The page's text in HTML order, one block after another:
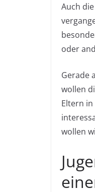
Auch
oder
Gerade
wollen
Eltern
wollen